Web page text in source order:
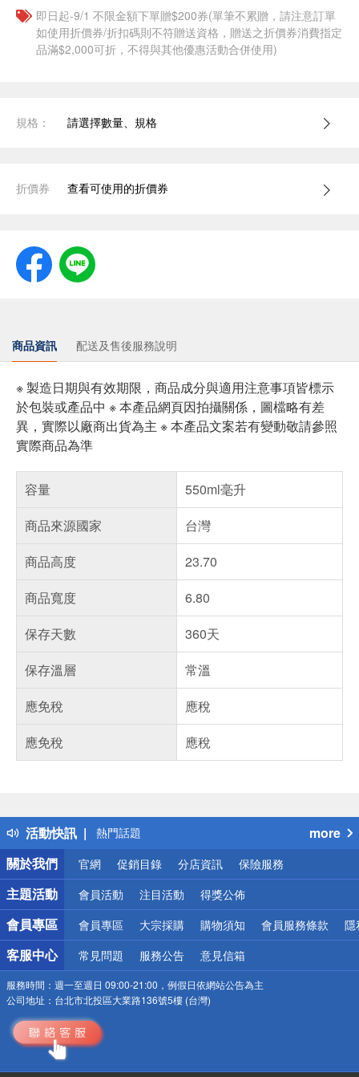
即日起-9/1 不限金額下單贈$200券(單筆不累贈，請注意訂單
如使用折價券/折扣碼則不符贈送資格，贈送之折價券消費指定
品滿$2,000可折，不得與其他優惠活動合併使用)
規格： 請選擇數量、規格
折價券 查看可使用的折價券
商品資訊 配送及售後服務說明
※ 製造日期與有效期限，商品成分與適用注意事項皆標示
於包裝或產品中 ※ 本產品網頁因拍攝關係，圖檔略有差
異，實際以廠商出貨為主 ※ 本產品文案若有變動敬請參照
實際商品為準
容量
550ml毫升
商品來源國家
台灣
商品高度
23.70
商品寬度
6.80
保存天數
360天
保存溫層
常溫
應免稅
應稅
應免稅
應稅
活動快訊
得獎公告
熱門話題
銀行優惠
偏遠地區配送
詐騙網頁！請小心！
more
關於我們
官網 促銷目錄 分店資訊 保險服務
主題活動 會員活動 注目活動 得獎公佈
會員專區 會員專區 大宗採購 購物須知 會員服務條款 隱
客服中心 常見問題 服務公告 意見信箱
服務時間： 週一至週日 09:00-21:00，例假日依網站公告為主
公司地址： 台北市北投區大業路136號5樓 (台灣)